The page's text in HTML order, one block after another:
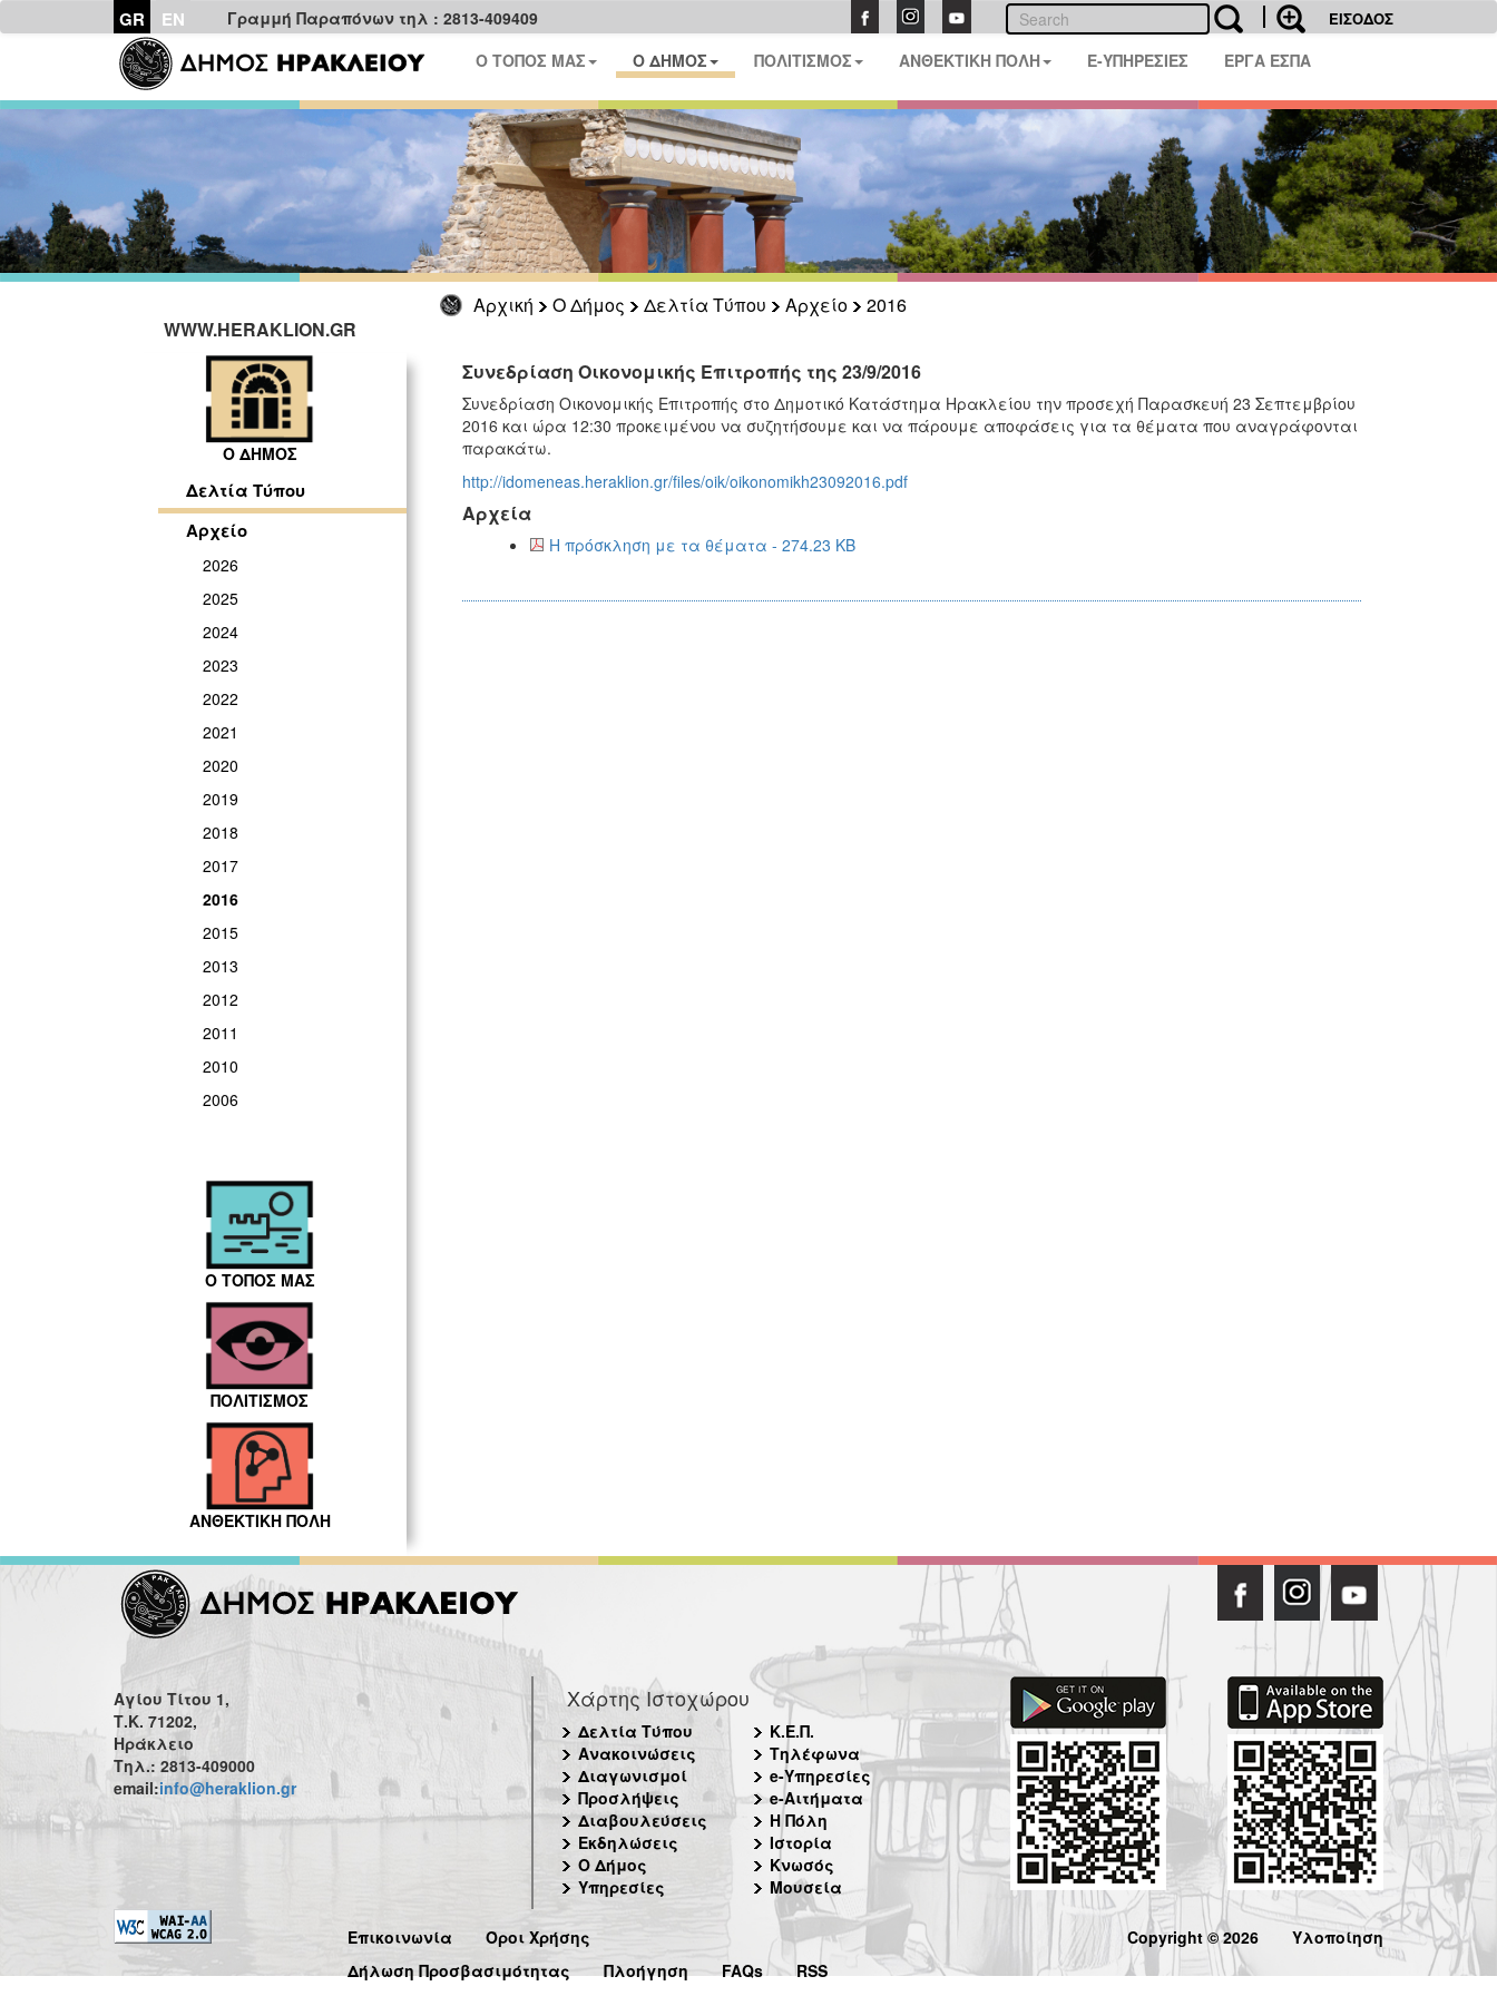
GR EN Γραμμή Παραπόνων τηλ : 2813-409409 ΕΙΣΟΔΟΣ
Ο ΤΟΠΟΣ ΜΑΣ Ο ΔΗΜΟΣ ΠΟΛΙΤΙΣΜΟΣ ΑΝΘΕΚΤΙΚΗ ΠΟΛΗ E-ΥΠΗΡΕΣΙΕΣ ΕΡΓΑ ΕΣΠΑ
Αρχική Ο Δήμος Δελτία Τύπου Αρχείο
2016
WWW.HERAKLION.GR
Ο ΔΗΜΟΣ
Δελτία Τύπου
Αρχείο
2026
2025
2024
2023
2022
2021
2020
2019
2018
2017
2016
2015
2013
2012
2011
2010
2006
Ο ΤΟΠΟΣ ΜΑΣ
ΠΟΛΙΤΙΣΜΟΣ
ΑΝΘΕΚΤΙΚΗ ΠΟΛΗ
Συνεδρίαση Οικονομικής Επιτροπής της 23/9/2016
Συνεδρίαση Οικονομικής Επιτροπής στο Δημοτικό Κατάστημα Ηρακλείου την προσεχή Παρασκευή 23 Σεπτεμβρίου
2016 και ώρα 12:30 προκειμένου να συζητήσουμε και να πάρουμε αποφάσεις για τα θέματα που αναγράφονται
παρακάτω.
http://idomeneas.heraklion.gr/files/oik/oikonomikh23092016.pdf
Αρχεία
Η πρόσκληση με τα θέματα - 274.23 KB
Αγίου Τίτου 1,
Τ.Κ. 71202,
Ηράκλειο
Τηλ.: 2813-409000
email:info@heraklion.gr
Χάρτης Ιστοχώρου
Δελτία Τύπου
Ανακοινώσεις
Διαγωνισμοί
Προσλήψεις
Διαβουλεύσεις
Εκδηλώσεις
Ο Δήμος
Υπηρεσίες
Κ.Ε.Π.
Τηλέφωνα
e-Υπηρεσίες
e-Αιτήματα
Η Πόλη
Ιστορία
Κνωσός
Μουσεία
Επικοινωνία
Όροι Χρήσης
Δήλωση Προσβασιμότητας
Πλοήγηση FAQs RSS
Copyright © 2026 Υλοποίηση